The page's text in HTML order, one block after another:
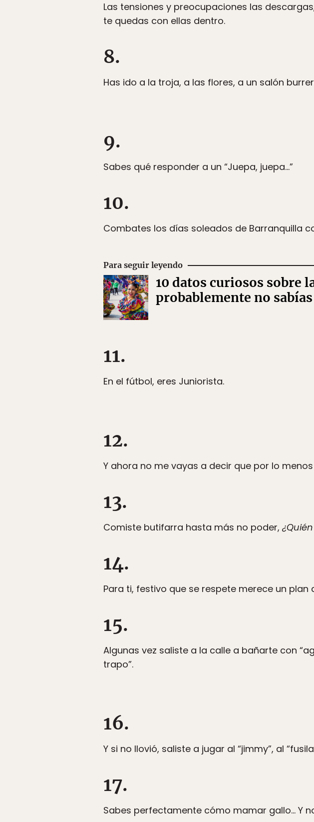
Las tensiones y preocupaciones las
te quedas con ellas dentro.
8.
Has ido a la troja, a las flores, a un salón
9.
Sabes qué responder a un “Juepa, juepa…”
10.
Combates los días soleados de Barranquilla
Para seguir leyendo
10 datos curiosos sobre
probablemente no sabías
11.
En el fútbol, eres Juniorista.
12.
Y ahora no me vayas a decir que por lo
13.
Comiste butifarra hasta más no poder,
14.
Para ti, festivo que se respete merece un plan
15.
Algunas vez saliste a la calle a bañarte con
trapo”.
16.
Y si no llovió, saliste a jugar al “jimmy”, al
17.
Sabes perfectamente cómo mamar gallo… Y